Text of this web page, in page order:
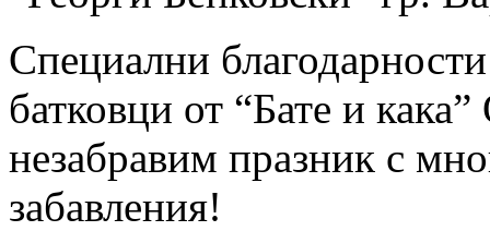
Специални
батковци от “Бате и
незабравим празник с
забавления!